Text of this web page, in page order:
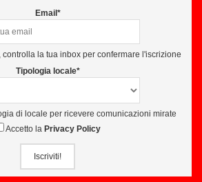
Email*
la tua inbox per confermare l'iscrizione
Tipologia locale*
di locale per ricevere comunicazioni mirate
Accetto la Privacy Policy
Iscriviti!